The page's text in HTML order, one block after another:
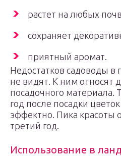
растет на любых
сохраняет
приятный аромат.
Недостатков садоводы в
не видят. К ним относят
посадочного материала.
год после посадки
эффектно. Пика красоты
третий год.
Использование в